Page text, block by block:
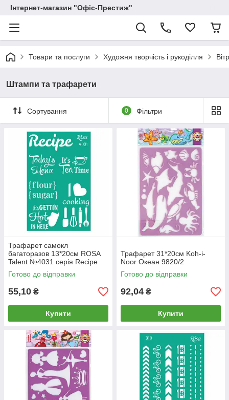
Інтернет-магазин "Офіс-Престиж"
Товари та послуги Художня творчість і рукоділля
Штампи та трафарети
Сортування 0 Фільтри
Трафарет самокл
багаторазов 13*20см ROSA
Talent №4031 серія Recipe
book GPТ50046027
Готово до відправки
55,10 ₴
Купити
Трафарет 31*20см Koh-i-
Noor Океан 9820/2
Готово до відправки
92,04 ₴
Купити